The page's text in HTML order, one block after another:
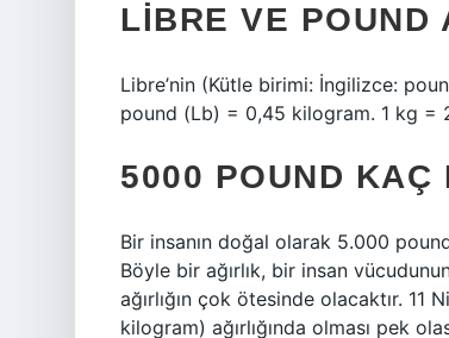
LIBRE VE POUND
Libre’nin (Kütle birimi: İngilizce:
pound (Lb) = 0,45 kilogram. 1 kg =
5000 POUND KAÇ
Bir insanın doğal olarak 5.000
Böyle bir ağırlık, bir insan
ağırlığın çok ötesinde olacaktır.
kilogram) ağırlığında olması pek